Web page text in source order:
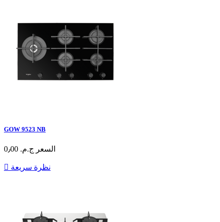
GOW 9523 NB
السعر ج.م.‏ 0٫00
 نظرة سريعة